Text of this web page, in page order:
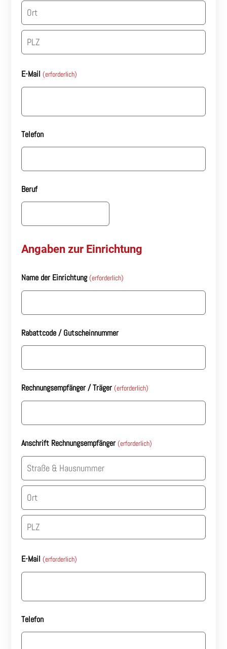
Straße
Hausnummer
Stadt
E-Mail (erforderlich)
Telefon
Beruf
Angaben zur Einrichtung
Name der Einrichtung(erforderlich)
Rabattcode / Gutscheinnummer
Rechnungsempfänger / Träger (erforderlich)
Anschrift Rechnungsempfänger (erforderlich)
Straße
Hausnummer
Stadt
E-Mail (erforderlich)
Telefon